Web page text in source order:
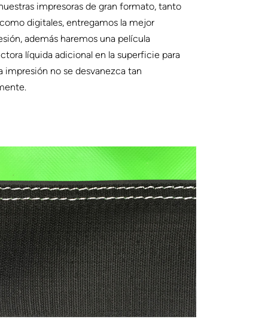
impresoras de gran formato, tanto
digitales, entregamos la mejor
además haremos una película
líquida adicional en la superficie para
impresión no se desvanezca tan